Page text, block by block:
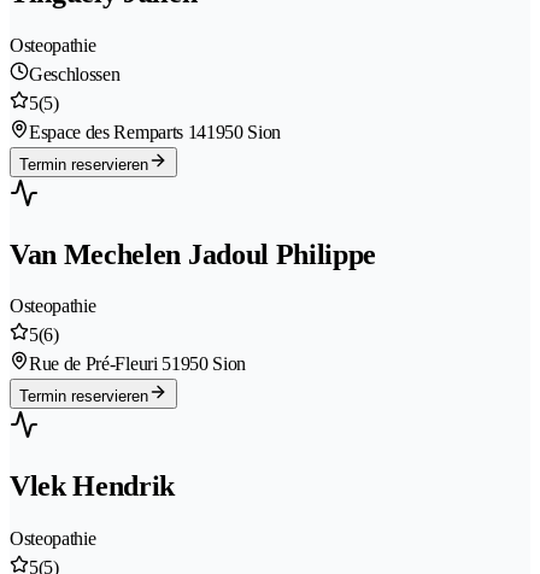
Osteopathie
Geschlossen
5(5)
Espace des Remparts 141950 Sion
Termin reservieren
Van Mechelen Jadoul Philippe
Osteopathie
5(6)
Rue de Pré-Fleuri 51950 Sion
Termin reservieren
Vlek Hendrik
Osteopathie
5(5)